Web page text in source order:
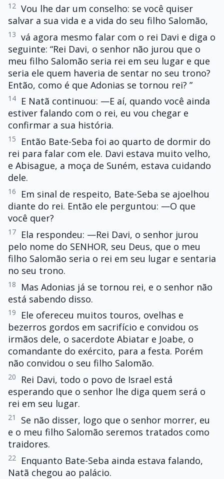
12 Vou lhe dar um conselho: se você quiser
salvar a sua vida e a vida do seu filho Salomão,
13 vá agora mesmo falar com o rei Davi e diga o
seguinte: “Rei Davi, o senhor não jurou que o
meu filho Salomão seria rei em seu lugar e que
seria ele quem haveria de sentar no seu trono?
Então, como é que Adonias se tornou rei? ”
14
E Natã continuou: —E aí, quando você ainda
estiver falando com o rei, eu vou chegar e
confirmar a sua história.
15
Então Bate-Seba foi ao quarto de dormir do
rei para falar com ele. Davi estava muito velho,
e Abisague, a moça de Suném, estava cuidando
dele.
16
Em sinal de respeito, Bate-Seba se ajoelhou
diante do rei. Então ele perguntou: —O que
você quer?
17
Ela respondeu: —Rei Davi, o senhor jurou
pelo nome do SENHOR, seu Deus, que o meu
filho Salomão seria o rei em seu lugar e sentaria
no seu trono.
18
Mas Adonias já se tornou rei, e o senhor não
está sabendo disso.
19
Ele ofereceu muitos touros, ovelhas e
bezerros gordos em sacrifício e convidou os
irmãos dele, o sacerdote Abiatar e Joabe, o
comandante do exército, para a festa. Porém
não convidou o seu filho Salomão.
20
Rei Davi, todo o povo de Israel está
esperando que o senhor lhe diga quem será o
rei em seu lugar.
21
Se não disser, logo que o senhor morrer, eu
e o meu filho Salomão seremos tratados como
traidores.
22
Enquanto Bate-Seba ainda estava falando,
Natã chegou ao palácio.